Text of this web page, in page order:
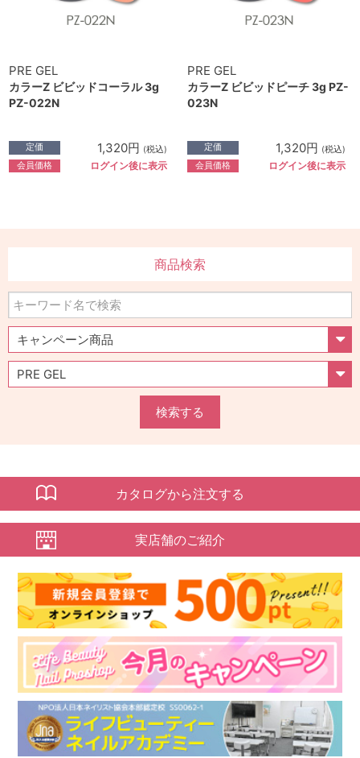
PRE GEL
カラーZ ビビッドコーラル 3g
PZ-022N
定価 1,320円 (税込)
会員価格 ログイン後に表示
PRE GEL
カラーZ ビビッドピーチ 3g PZ-
023N
定価 1,320円 (税込)
会員価格 ログイン後に表示
商品検索
検索する
カタログから注文する
実店舗のご紹介